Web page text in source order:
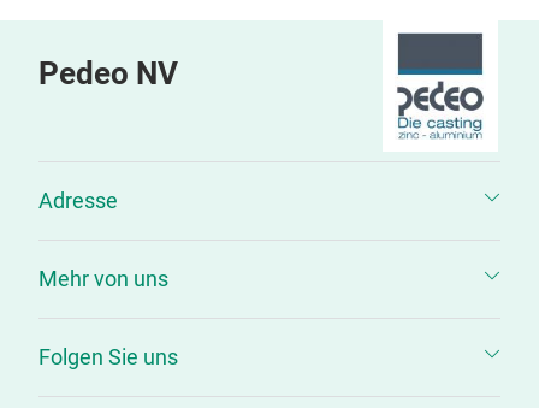
Pedeo NV
Adresse
Mehr von uns
Folgen Sie uns